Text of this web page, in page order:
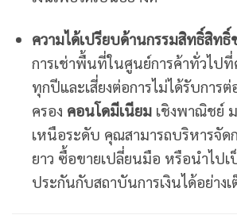
ความได้เปรียบด้านกรรมสิทธิ์สิทธิ์
การเช่าพื้นที่ในศูนย์การค้าทั่วไป
ทุกปีและเสี่ยงต่อการไม่ได้รับการ
ครอง คอนโดมีเนียมเชิงพาณิชย์
เหนือระดับ คุณสามารถบริหารจัด
ยาว ซื้อขายเปลี่ยนมือ หรือนำไป
ประกันกับสถาบันการเงินได้อย่าง